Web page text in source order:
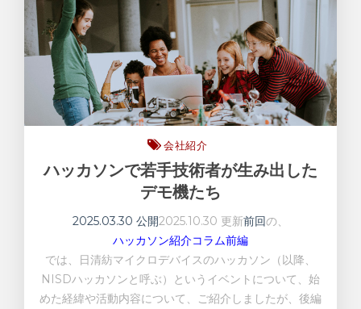
LEDドライバ
MUSES
アメリカ
エナジーハーベスト
会社紹介
半導体プロセス
基礎知識
電子部品
会社紹介
ハッカソンで若手技術者が生み出した
デモ機たち
2025.03.30 公開2025.10.30 更新前回の、
ハッカソン紹介コラム前編
では、日清紡マイクロデバイスのハッカソン（以降、
NISDハッカソンと呼ぶ）というイベントについて、始
めた経緯や活動内容について、ご紹介しましたが、後編